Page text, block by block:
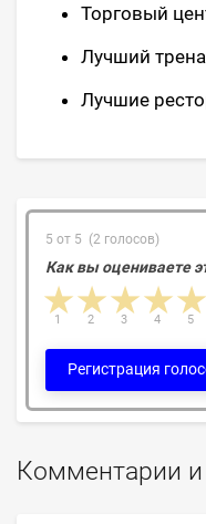
Торговый
Лучший
Лучшие
5 от 5 (2 голосов)
Как вы оцениваете
4
3
2 stars
1 star 5
4
3
2
1
Регистрация
Комментарии